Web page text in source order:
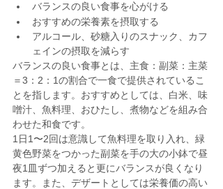
バランスの良い食事を心がける
おすすめの栄養素を摂取する
アルコール、砂糖入りのスナック、カフ
ェインの摂取を減らす
バランスの良い食事とは、主食：副菜：主菜
＝3：2：1の割合で一食で提供されているこ
とを指します。おすすめとしては、白米、味
噌汁、魚料理、おひたし、煮物などを組み合
わせた和食です。
1日1〜2回は意識して魚料理を取り入れ、緑
黄色野菜をつかった副菜を手の大の小鉢で昼
夜1皿ずつ加えると更にバランスが良くなり
ます。また、デザートとしては栄養価の高い